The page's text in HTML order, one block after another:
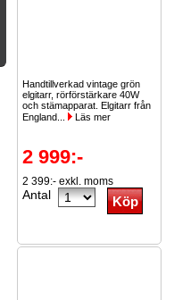
Handtillverkad vintage grön
elgitarr, rörförstärkare 40W
och stämapparat. Elgitarr från
England...
Läs mer
2 999:-
2 399:- exkl. moms
Antal